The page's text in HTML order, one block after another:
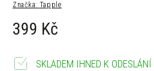
Značka: Tapple
399 Kč
SKLADEM IHNED K ODESLÁNÍ